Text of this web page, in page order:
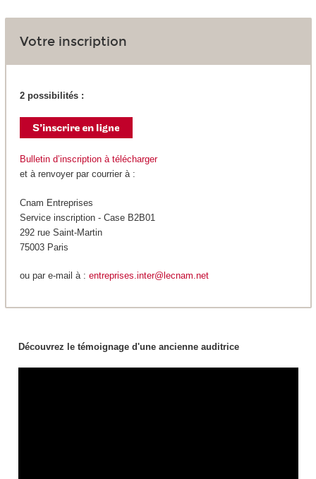
Votre inscription
2 possibilités :
Bulletin d’inscription à télécharger
et à renvoyer par courrier à :
Cnam Entreprises
Service inscription - Case B2B01
292 rue Saint-Martin
75003 Paris
ou par e-mail à : entreprises.inter@lecnam.net
Découvrez le témoignage d'une ancienne auditrice